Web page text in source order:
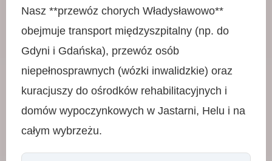
Nasz **przewóz chorych Władysławowo**
obejmuje transport międzyszpitalny (np. do
Gdyni i Gdańska), przewóz osób
niepełnosprawnych (wózki inwalidzkie) oraz
kuracjuszy do ośrodków rehabilitacyjnych i
domów wypoczynkowych w Jastarni, Helu i na
całym wybrzeżu.